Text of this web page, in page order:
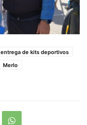
entrega de kits deportivos
Merlo